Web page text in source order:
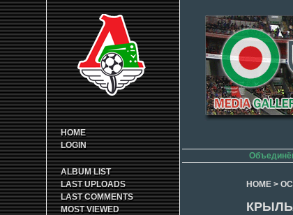
HOME
LOGIN
ALBUM LIST
LAST UPLOADS
LAST COMMENTS
MOST VIEWED
HOME>